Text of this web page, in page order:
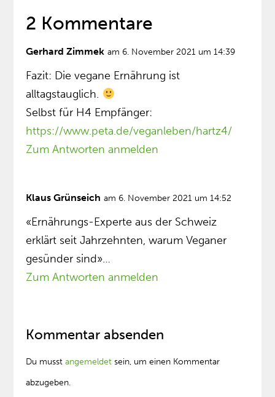
2 Kommentare
Gerhard Zimmek am 6. November 2021 um 14:39
Fazit: Die vegane Ernährung ist
alltagstauglich.
Selbst für H4 Empfänger:
https://www.peta.de/veganleben/hartz4/
Zum Antworten anmelden
Klaus Grünseich am 6. November 2021 um 14:52
«Ernährungs-Experte aus der Schweiz
erklärt seit Jahrzehnten, warum Veganer
gesünder sind»…
Zum Antworten anmelden
Kommentar absenden
Du musstangemeldet sein, um einen Kommentar
abzugeben.